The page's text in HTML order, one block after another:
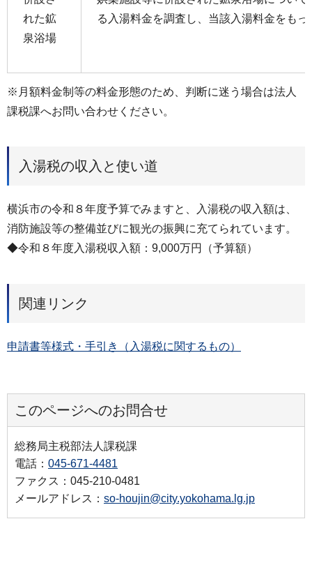
れた鉱
泉浴場
る入湯料金を調査し、当該入湯料金をも
※月額料金制等の料金形態のため、判断に迷う場合は法人
課税課へお問い合わせください。
入湯税の収入と使い道
横浜市の令和８年度予算でみますと、入湯税の収入額は、
消防施設等の整備並びに観光の振興に充てられています。
◆令和８年度入湯税収入額：9,000万円（予算額）
関連リンク
申請書等様式・手引き（入湯税に関するもの）
このページへのお問合せ
総務局主税部法人課税課
電話： 045-671-4481
ファクス：045-210-0481
メールアドレス： so-houjin@city.yokohama.lg.jp